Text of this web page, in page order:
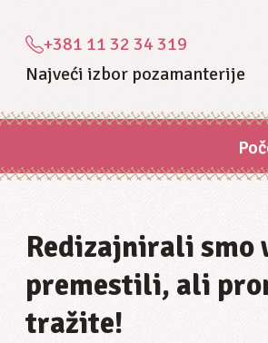
+381 11 32 34 319
Najveći izbor pozamanterije
Redizajnirali smo
premestili, ali
tražite!